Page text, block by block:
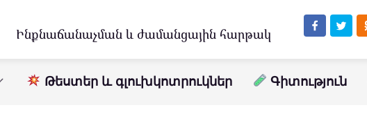
Ինքնաճանաչման և ժամանցային հարթակ
Թեստեր և գլուխկոտրուկներ Գիտություն